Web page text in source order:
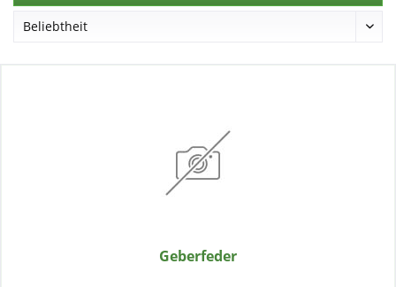
Geberfeder